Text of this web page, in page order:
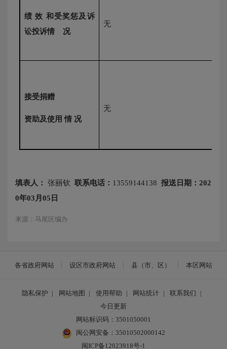
绩 效 和受奖惩及诉
讼投诉情
况
无
接受捐赠
资助及使用 情 况
无
填表人：张丽钦 联系电话： 13559144138 报送日期： 202
0年03 月05 日
来源：马尾区编办
各省政府网站 设区市政府网站 县（市、区） 本区网站
隐私保护 | 网站地图 | 使用帮助 | 网站统计 | 联系我们
|
今日更新
网站标识码：3501050001
闽公网安备：35010502000142
闽ICP备12023918号-1